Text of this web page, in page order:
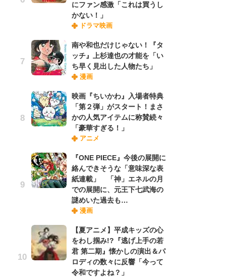
にファン感激「これは買うし
かない！」
ドラマ映画
南や和也だけじゃない！『タ
ッチ』上杉達也の才能を「い
ち早く見出した人物たち」
漫画
映画『ちいかわ』入場者特典
「第２弾」がスタート！まさ
かの人気アイテムに称賛続々
「豪華すぎる！」
アニメ
『ONE PIECE』今後の展開に
絡んできそうな「意味深な表
紙連載」 「神」エネルの月
での展開に、元王下七武海の
謎めいた過去も…
漫画
【夏アニメ】平成キッズの心
をわし掴み!?『逃げ上手の若
君 第二期』懐かしの演出＆パ
ロディの数々に反響「今って
令和ですよね？」